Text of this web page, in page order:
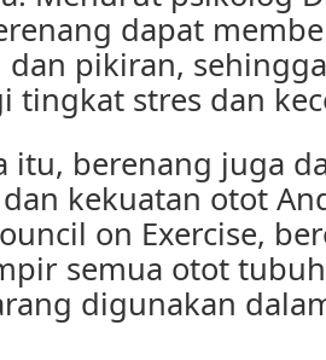
dapat
dan pikiran,
tingkat stres dan
itu, berenang juga
kekuatan otot
on Exercise,
semua otot
digunakan